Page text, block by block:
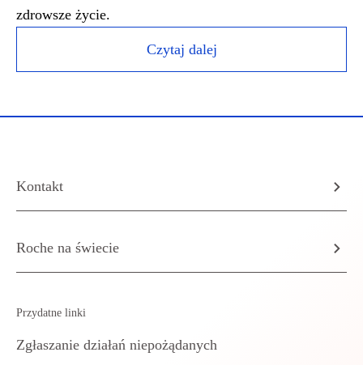
zdrowsze życie.
Czytaj dalej
Kontakt
Roche na świecie
Przydatne linki
Zgłaszanie działań niepożądanych